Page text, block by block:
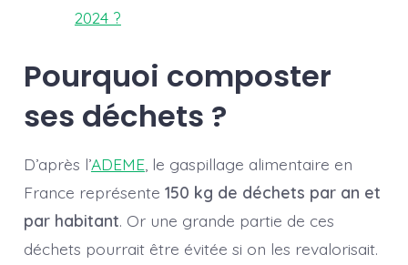
2024 ?
Pourquoi composter
ses déchets ?
D’après l’ADEME, le gaspillage alimentaire en
France représente 150 kg de déchets par an et
par habitant. Or une grande partie de ces
déchets pourrait être évitée si on les revalorisait.